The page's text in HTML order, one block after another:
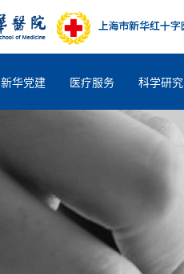
新华党建 医疗服务 科学研究